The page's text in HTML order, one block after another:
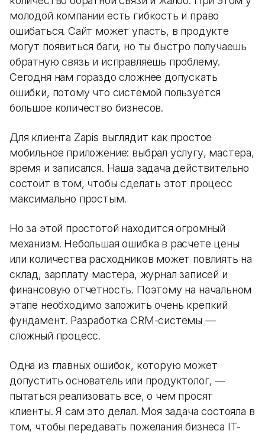
молодой компании есть гибкость и право
ошибаться. Сайт может упасть, в продукте
могут появиться баги, но ты быстро получаешь
обратную связь и исправляешь проблему.
Сегодня нам гораздо сложнее допускать
ошибки, потому что системой пользуется
большое количество бизнесов.
Для клиента Zapis выглядит как простое
мобильное приложение: выбрал услугу, мастера,
время и записался. Наша задача действительно
состоит в том, чтобы сделать этот процесс
максимально простым.
Но за этой простотой находится огромный
механизм. Небольшая ошибка в расчете цены
или количества расходников может повлиять на
склад, зарплату мастера, журнал записей и
финансовую отчетность. Поэтому на начальном
этапе необходимо заложить очень крепкий
фундамент. Разработка CRM-системы —
сложный процесс.
Одна из главных ошибок, которую может
допустить основатель или продуктолог, —
пытаться реализовать все, о чем просят
клиенты. Я сам это делал. Моя задача состояла в
том, чтобы передавать пожелания бизнеса IT-